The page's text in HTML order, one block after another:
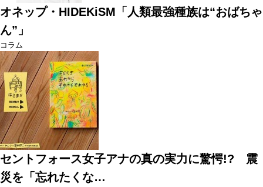
オネップ・HIDEKiSM「人類最強種族は“おばちゃ
ん”」
コラム
セントフォース女子アナの真の実力に驚愕!? 震
災を「忘れたくな…